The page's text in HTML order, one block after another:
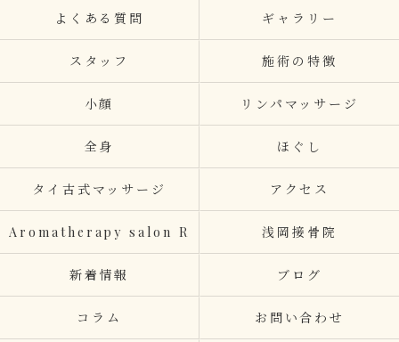
よくある質問 ギャラリー
スタッフ 施術の特徴
小顔 リンパマッサージ
全身 ほぐし
タイ古式マッサージ アクセス
Aromatherapy salon R 浅岡接骨院
新着情報 ブログ
コラム お問い合わせ